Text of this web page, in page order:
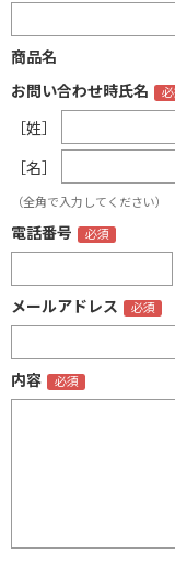
商品名
お問い合わせ時氏名
［姓］
［名］
（全角で入力してください）
電話番号
メールアドレス
内容